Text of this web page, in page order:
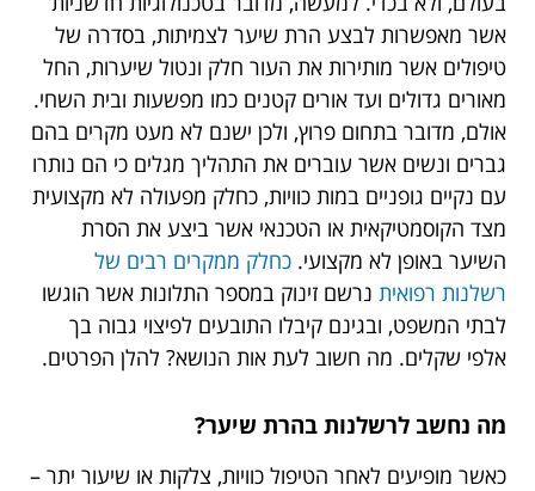
אשר מאפשרות לבצע הרת שיער לצמיתות, בסדרה של
טיפולים אשר מותירות את העור חלק ונטול שיערות, החל
מאורים גדולים ועד אורים קטנים כמו מפשעות ובית השחי.
אולם, מדובר בתחום פרוץ, ולכן ישנם לא מעט מקרים בהם
גברים ונשים אשר עוברים את התהליך מגלים כי הם נותרו
עם נקיים גופניים במות כוויות, כחלק מפעולה לא מקצועית
מצד הקוסמטיקאית או הטכנאי אשר ביצע את הסרת
השיער באופן לא מקצועי. כחלק ממקרים רבים של
רשלנות רפואית נרשם זינוק במספר התלונות אשר הוגשו
לבתי המשפט, ובגינם קיבלו התובעים לפיצוי גבוה בך
אלפי שקלים. מה חשוב לעת אות הנושא? להלן הפרטים.
מה נחשב לרשלנות בהרת שיער?
כאשר מופיעים לאחר הטיפול כוויות, צלקות או שיעור יתר –